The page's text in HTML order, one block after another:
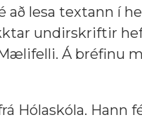
lesa textann í
undirskriftir
Á bréfinu
Hólaskóla. Hann